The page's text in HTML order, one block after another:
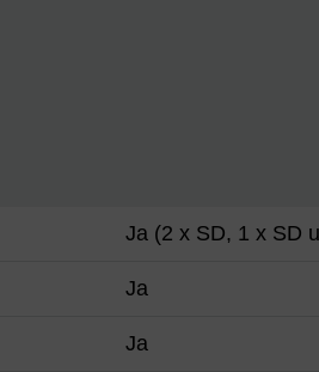
Ja (2 x SD, 1 x SD
Ja
Ja